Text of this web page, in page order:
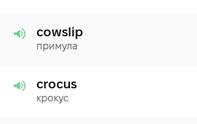
cowslip
примула
crocus
крокус